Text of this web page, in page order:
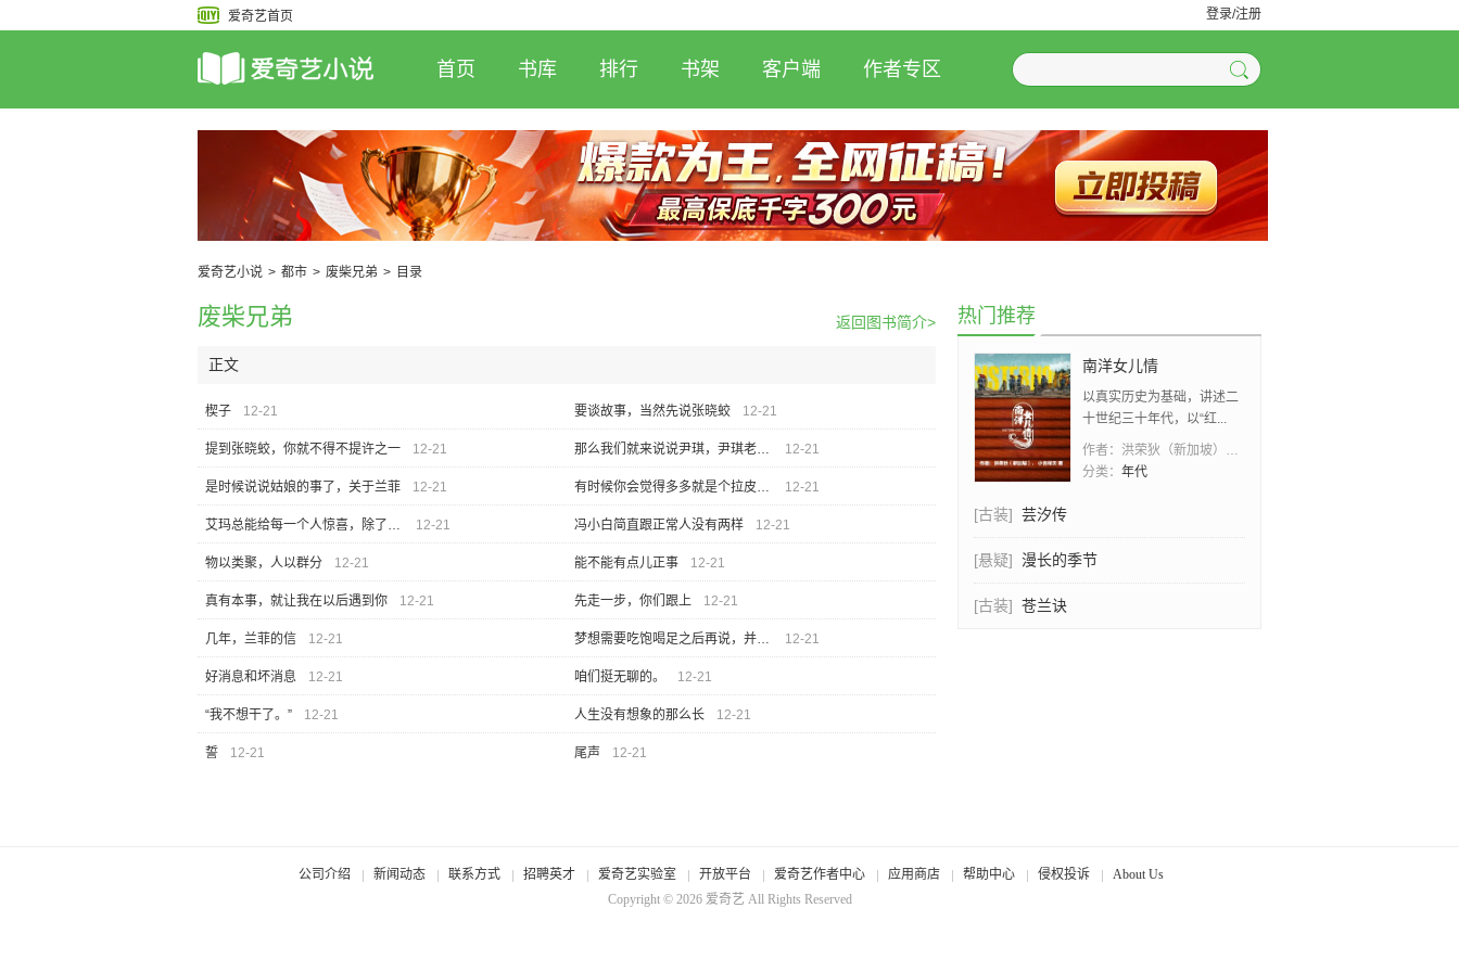
爱奇艺首页 登录/注册
首页 书库 排行 书架 客户端 作者专区
爱奇艺小说 > 都市 > 废柴兄弟 > 目录
返回图书简介>
废柴兄弟
正文
楔子 12-21 要谈故事，当然先说张晓蛟 12-21
提到张晓蛟，你就不得不提许之一 12-21 那么我们就来说说尹琪，尹琪老师。 12-21
是时候说说姑娘的事了，关于兰菲 12-21 有时候你会觉得多多就是个拉皮条的 12-21
艾玛总能给每一个人惊喜，除了她自己 12-21 冯小白简直跟正常人没有两样 12-21
物以类聚，人以群分 12-21 能不能有点儿正事 12-21
真有本事，就让我在以后遇到你 12-21 先走一步，你们跟上 12-21
几年，兰菲的信 12-21 梦想需要吃饱喝足之后再说，并不是我变了。 12-21
好消息和坏消息 12-21 咱们挺无聊的。 12-21
“我不想干了。” 12-21 人生没有想象的那么长 12-21
誓 12-21 尾声 12-21
热门推荐
南洋女儿情
以真实历史为基础，讲述二
十世纪三十年代，以“红...
作者：
洪荣狄（新加坡）、 小吉祥天
分类： 年代
[古装] 芸汐传
[悬疑] 漫长的季节
[古装] 苍兰诀
公司介绍 新闻动态 联系方式 招聘英才 爱奇艺实验室 开放平台 爱奇艺作者中心 应用商店 帮助中心 侵权投诉
About Us
Copyright © 2026 爱奇艺 All Rights Reserved